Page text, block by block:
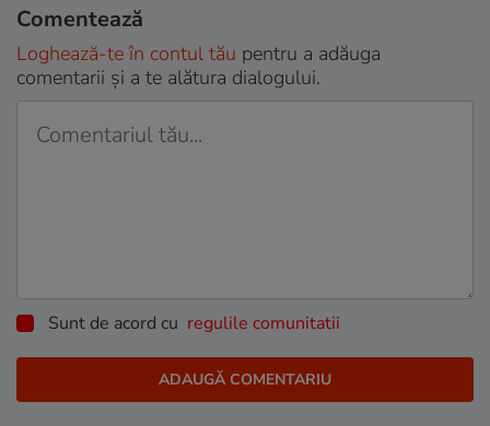
Comentează
Loghează-te în contul tău pentru a adăuga
comentarii și a te alătura dialogului.
Sunt de acord cu regulile comunitatii